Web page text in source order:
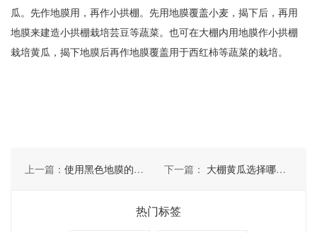
瓜。先作地膜用，再作小拱棚。先用地膜覆盖小麦，揭下后，再用
地膜来建造小拱棚栽培芸豆等蔬菜。也可在大棚内用地膜作小拱棚
栽培黄瓜，揭下地膜后再作地膜覆盖用于西红柿等蔬菜的栽培。
上一篇： 使用黑色地膜的前景如何 下一篇： 大棚黄瓜选择哪种地膜效果好
热门标签